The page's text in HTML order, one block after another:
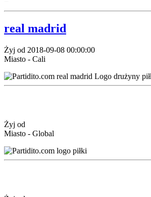
real madrid
Żyj od 2018-09-08 00:00:00
Miasto - Cali
Żyj od
Miasto - Global